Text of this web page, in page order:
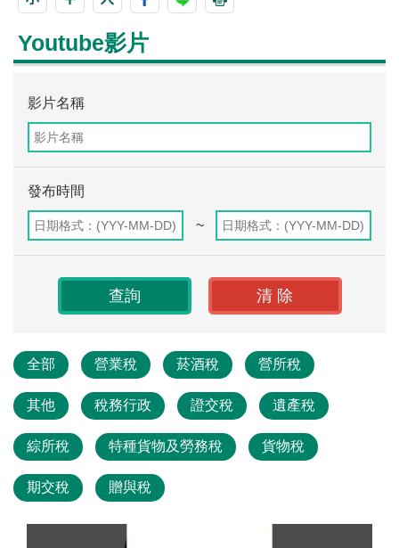
Youtube影片
影片名稱
發布時間
~
全部 營業稅 菸酒稅 營所稅
其他 稅務行政 證交稅 遺產稅
綜所稅 特種貨物及勞務稅 貨物稅
期交稅 贈與稅